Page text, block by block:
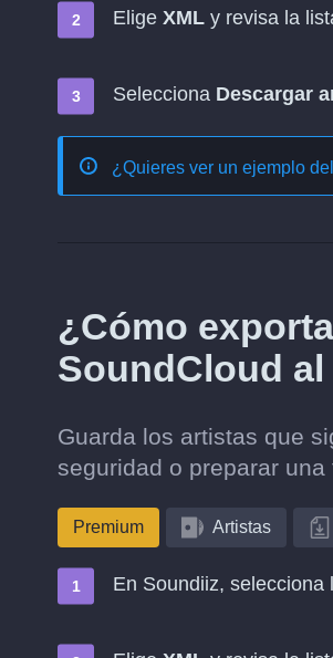
Elige XML y revisa la
Selecciona Descargar
¿Quieres ver un ejemplo
¿Cómo
SoundCloud
Guarda los artistas que
seguridad o preparar
Premium Artistas
En Soundiiz, selecciona